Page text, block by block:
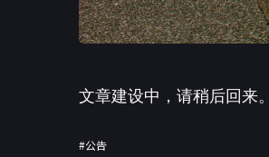
文章建设中，请稍后回来
#公告